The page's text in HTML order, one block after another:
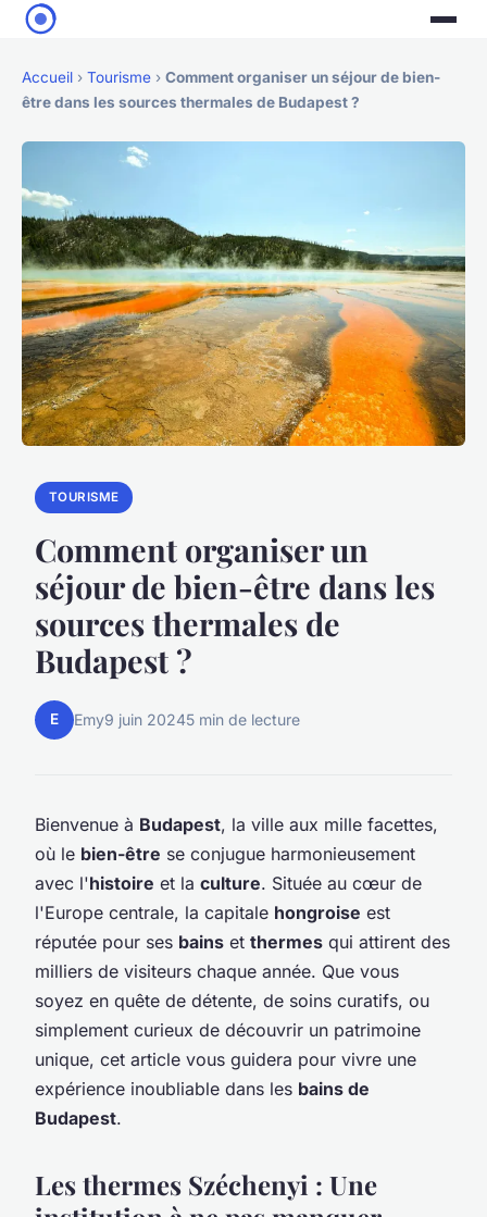
Accueil › Tourisme › Comment organiser un séjour de bien-
être dans les sources thermales de Budapest ?
TOURISME
Comment organiser un
séjour de bien-être dans les
sources thermales de
Budapest ?
E Emy9 juin 20245 min de lecture
Bienvenue à Budapest, la ville aux mille facettes,
où le bien-être se conjugue harmonieusement
avec l'histoire et la culture. Située au cœur de
l'Europe centrale, la capitale hongroise est
réputée pour ses bains et thermes qui attirent des
milliers de visiteurs chaque année. Que vous
soyez en quête de détente, de soins curatifs, ou
simplement curieux de découvrir un patrimoine
unique, cet article vous guidera pour vivre une
expérience inoubliable dans les bains de
Budapest.
Les thermes Széchenyi : Une